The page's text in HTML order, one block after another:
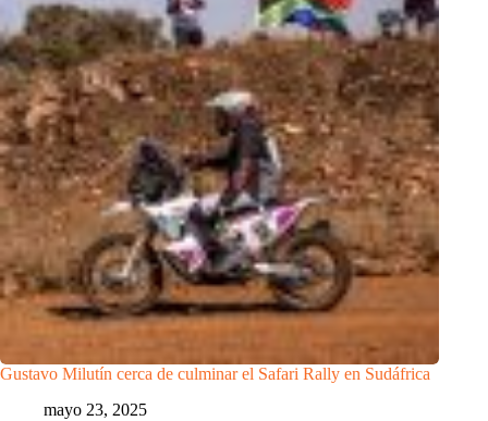
Gustavo Milutín cerca de culminar el Safari Rally en Sudáfrica
mayo 23, 2025